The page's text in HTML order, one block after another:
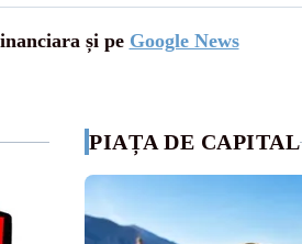
și pe Google News
PIAȚA DE CAPITAL